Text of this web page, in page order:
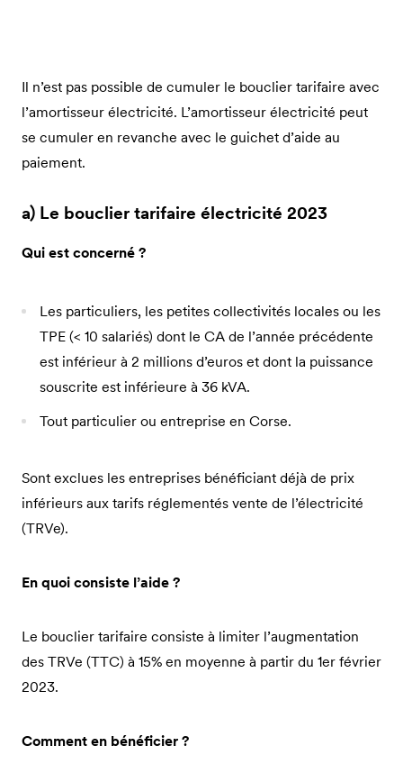
Il n’est pas possible de cumuler le bouclier tarifaire avec
l’amortisseur électricité. L’amortisseur électricité peut
se cumuler en revanche avec le guichet d’aide au
paiement.
a) Le bouclier tarifaire électricité 2023
Qui est concerné ?
Les particuliers, les petites collectivités locales ou les
TPE (< 10 salariés) dont le CA de l’année précédente
est inférieur à 2 millions d’euros et dont la puissance
souscrite est inférieure à 36 kVA.
Tout particulier ou entreprise en Corse.
Sont exclues les entreprises bénéficiant déjà de prix
inférieurs aux tarifs réglementés vente de l’électricité
(TRVe).
En quoi consiste l’aide ?
Le bouclier tarifaire consiste à limiter l’augmentation
des TRVe (TTC) à 15% en moyenne à partir du 1er février
2023.
Comment en bénéficier ?